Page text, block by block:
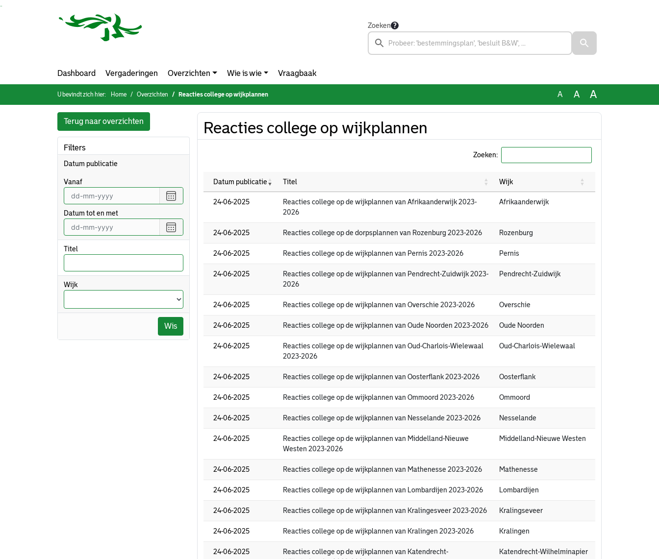
Ga naar de inhoud van deze pagina
Zoeken
Dashboard Vergaderingen Overzichten Wie is wie Vraagbaak
U bevindt zich hier: Home Overzichten Reacties college op wijkplannen A A A
Terug naar overzichten
Filters
Datum publicatie
vanaf
Selecteer
een
vanaf
Datum tot en met
Selecteer
een
tot
met
Titel
Wijk
Wis
Reacties college op wijkplannen
Zoeken:
Datum publicatie Titel Wijk
24-06-2025
Reacties college op de wijkplannen van Afrikaanderwijk 2023-
2026
Afrikaanderwijk
24-06-2025 Reacties college op de dorpsplannen van Rozenburg 2023-2026 Rozenburg
24-06-2025 Reacties college op de wijkplannen van Pernis 2023-2026 Pernis
24-06-2025
Reacties college op de wijkplannen van Pendrecht-Zuidwijk 2023-
2026
Pendrecht-Zuidwijk
24-06-2025 Reacties college op de wijkplannen van Overschie 2023-2026 Overschie
24-06-2025 Reacties college op de wijkplannen van Oude Noorden 2023-2026 Oude Noorden
24-06-2025
Reacties college op de wijkplannen van Oud-Charlois-Wielewaal
2023-2026
Oud-Charlois-Wielewaal
24-06-2025 Reacties college op de wijkplannen van Oosterflank 2023-2026 Oosterflank
24-06-2025 Reacties college op de wijkplannen van Ommoord 2023-2026 Ommoord
24-06-2025 Reacties college op de wijkplannen van Nesselande 2023-2026 Nesselande
24-06-2025
Reacties college op de wijkplannen van Middelland-Nieuwe
Westen 2023-2026
Middelland-Nieuwe Westen
24-06-2025 Reacties college op de wijkplannen van Mathenesse 2023-2026 Mathenesse
24-06-2025 Reacties college op de wijkplannen van Lombardijen 2023-2026 Lombardijen
24-06-2025 Reacties college op de wijkplannen van Kralingesveer 2023-2026 Kralingseveer
24-06-2025 Reacties college op de wijkplannen van Kralingen 2023-2026 Kralingen
24-06-2025
Reacties college op de wijkplannen van Katendrecht-
Katendrecht-Wilhelminapier